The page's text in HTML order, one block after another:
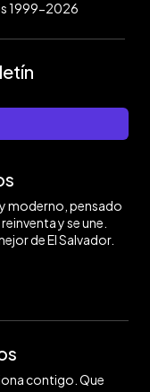
1999-2026
moderno, pensado
y se une.
de El Salvador.
contigo. Que